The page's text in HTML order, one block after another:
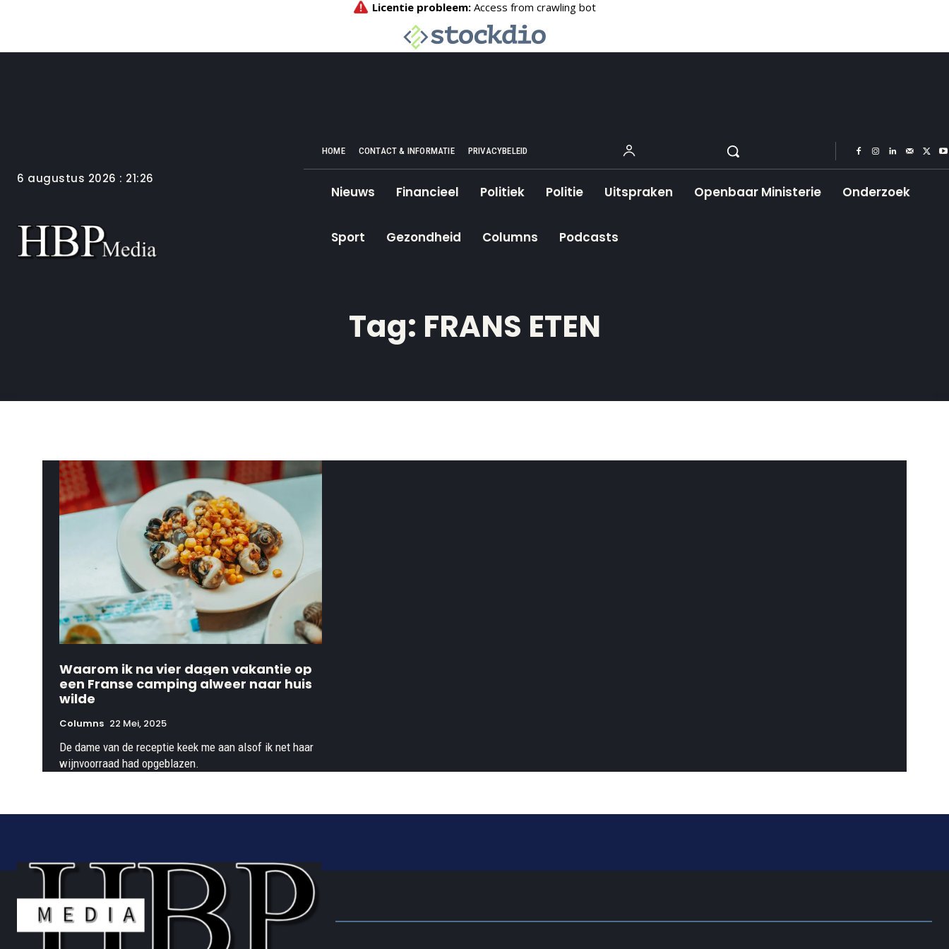
6 augustus 2026 : 21:26
HOME CONTACT & INFORMATIE PRIVACYBELEID
Nieuws Financieel Politiek Politie Uitspraken Openbaar Ministerie Onderzoek
Sport Gezondheid Columns Podcasts
Tag: FRANS ETEN
Waarom ik na vier dagen vakantie op
een Franse camping alweer naar huis
wilde
Columns 22 Mei, 2025
De dame van de receptie keek me aan alsof ik net haar
wijnvoorraad had opgeblazen.